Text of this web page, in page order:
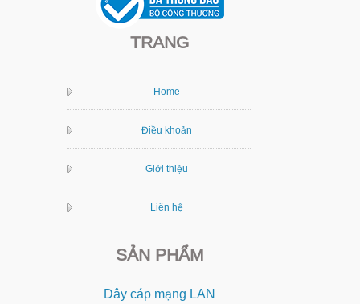
TRANG
Home
Điều khoản
Giới thiệu
Liên hệ
SẢN PHẨM
Dây cáp mạng LAN